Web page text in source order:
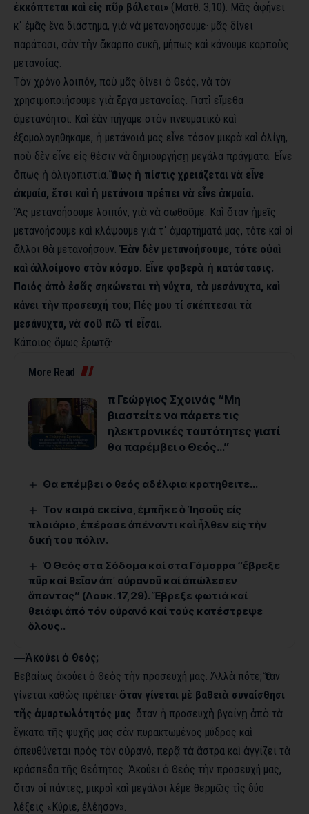
ἐκκόπτεται καὶ εἰς πῦρ βάλεται» (Ματθ. 3,10). Μᾶς ἀφήνει
κ᾿ ἐμᾶς ἕνα διάστημα, γιὰ νὰ μετανοήσουμε· μᾶς δίνει
παράτασι, σὰν τὴν ἄκαρπο συκῆ, μήπως καὶ κάνουμε καρποὺς
μετανοίας.
Τὸν χρόνο λοιπόν, ποὺ μᾶς δίνει ὁ Θεός, νὰ τὸν
χρησιμοποιήσουμε γιὰ ἔργα μετανοίας. Γιατὶ εἴμεθα
ἀμετανόητοι. Καὶ ἐὰν πήγαμε στὸν πνευματικὸ καὶ
ἐξομολογηθήκαμε, ἡ μετάνοιά μας εἶνε τόσον μικρὰ καὶ ὀλίγη,
ποὺ δὲν εἶνε εἰς θέσιν νὰ δημιουργήσῃ μεγάλα πράγματα. Εἶνε
ὅπως ἡ ὀλιγοπιστία.Ὅπως ἡ πίστις χρειάζεται νὰ εἶνε
ἀκμαία, ἔτσι καὶ ἡ μετάνοια πρέπει νὰ εἶνε ἀκμαία.
Ἂς μετανοήσουμε λοιπόν, γιὰ νὰ σωθοῦμε. Καὶ ὅταν ἡμεῖς
μετανοήσουμε καὶ κλάψουμε γιὰ τ᾿ ἁμαρτήματά μας, τότε καὶ οἱ
ἄλλοι θὰ μετανοήσουν. Ἐὰν δὲν μετανοήσουμε, τότε οὐαὶ
καὶ ἀλλοίμονο στὸν κόσμο. Εἶνε φοβερὰ ἡ κατάστασις.
Ποιός ἀπὸ ἐσᾶς σηκώνεται τὴ νύχτα, τὰ μεσάνυχτα, καὶ
κάνει τὴν προσευχή του; Πές μου τί σκέπτεσαι τὰ
μεσάνυχτα, νὰ σοῦ πῶ τί εἶσαι.
Κάποιος ὅμως ἐρωτᾷ·
More Read
π Γεώργιος Σχοινάς “Μη
βιαστείτε να πάρετε τις
ηλεκτρονικές ταυτότητες γιατί
θα παρέμβει ο Θεός…”
Θα επέμβει ο θεός αδέλφια κρατηθειτε…
Τον καιρό εκείνο, ἐμπῆκε ὁ ᾿Ιησοῦς εἰς
πλοιάριο, ἐπέρασε ἀπέναντι καὶ ἦλθεν εἰς τὴν
δική του πόλιν.
Ὁ Θεός στα Σόδομα καί στα Γόμορρα “ἔβρεξε
πῦρ καί θεῖον ἀπ᾿ οὐρανοῦ καί ἀπώλεσεν
ἅπαντας” (Λουκ. 17,29). Ἔβρεξε φωτιά καί
θειάφι ἀπό τόν οὐρανό καί τούς κατέστρεψε
ὅλους..
―Ἀκούει ὁ Θεός;
Βεβαίως ἀκούει ὁ Θεὸς τὴν προσευχή μας. Ἀλλὰ πότε; Ὅταν
γίνεται καθὼς πρέπει· ὅταν γίνεται μὲ βαθειὰ συναίσθησι
τῆς ἁμαρτωλότητός μας· ὅταν ἡ προσευχὴ βγαίνῃ ἀπὸ τὰ
ἔγκατα τῆς ψυχῆς μας σὰν πυρακτωμένος μύδρος καὶ
ἀπευθύνεται πρὸς τὸν οὐρανό, περᾷ τὰ ἄστρα καὶ ἀγγίζει τὰ
κράσπεδα τῆς Θεότητος. Ἀκούει ὁ Θεὸς τὴν προσευχή μας,
ὅταν οἱ πάντες, μικροὶ καὶ μεγάλοι λέμε θερμῶς τὶς δύο
λέξεις «Κύριε, ἐλέησον».